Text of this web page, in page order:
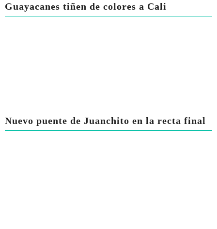
Guayacanes tiñen de colores a Cali
Nuevo puente de Juanchito en la recta final